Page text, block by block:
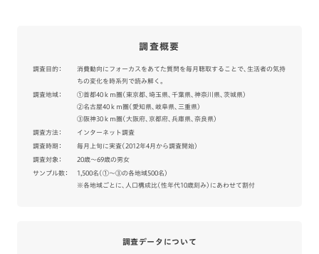
調査概要
調査目的：
消費動向にフォーカスをあてた質問を毎月聴取することで、生活者の気持
ちの変化を時系列で読み解く。
調査地域：
①首都40ｋｍ圏（東京都、埼玉県、千葉県、神奈川県、茨城県）
②名古屋40ｋｍ圏（愛知県、岐阜県、三重県）
③阪神30ｋｍ圏（大阪府、京都府、兵庫県、奈良県）
調査方法： インターネット調査
調査時期： 毎月上旬に実査（2012年4月から調査開始）
調査対象： 20歳～69歳の男女
サンプル数：
1,500名（①～③の各地域500名）
※各地域ごとに、人口構成比（性年代10歳刻み）にあわせて割付
調査データについて